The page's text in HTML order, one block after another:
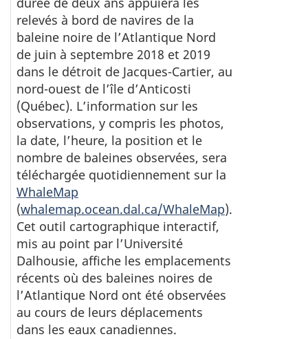
relevés à bord de navires de la
baleine noire de l’Atlantique Nord
de juin à septembre 2018 et 2019
dans le détroit de Jacques-Cartier, au
nord-ouest de l’île d’Anticosti
(Québec). L’information sur les
observations, y compris les photos,
la date, l’heure, la position et le
nombre de baleines observées, sera
téléchargée quotidiennement sur la
WhaleMap
(whalemap.ocean.dal.ca/WhaleMap).
Cet outil cartographique interactif,
mis au point par l’Université
Dalhousie, affiche les emplacements
récents où des baleines noires de
l’Atlantique Nord ont été observées
au cours de leurs déplacements
dans les eaux canadiennes.